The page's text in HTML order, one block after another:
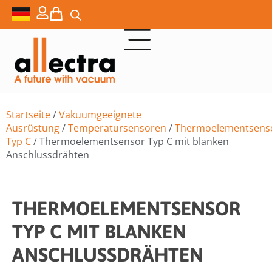
Startseite/Vakuumgeeignete
Ausrüstung/Temperatursensoren /
Typ C/ Thermoelementsensor Typ C mit blanken
Anschlussdrähten
THERMOELEMENTSENSOR
TYP C MIT BLANKEN
ANSCHLUSSDRÄHTEN